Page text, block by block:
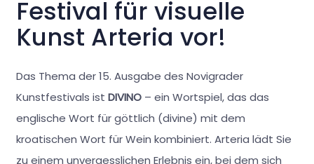
Festival für visuelle
Kunst Arteria vor!
Das Thema der 15. Ausgabe des Novigrader
Kunstfestivals ist DIVINO– ein Wortspiel, das das
englische Wort für göttlich (divine) mit dem
kroatischen Wort für Wein kombiniert. Arteria lädt Sie
zu einem unvergesslichen Erlebnis ein, bei dem sich